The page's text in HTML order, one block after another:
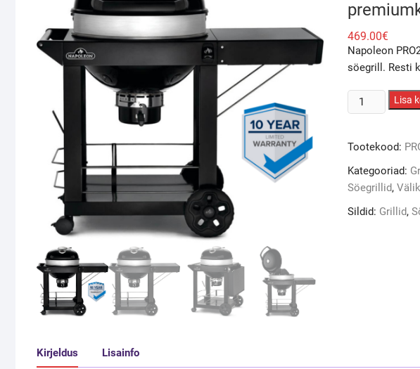
469.00€
Napoleon
söegrill. Resti
Napoleon
PRO22K-
integreeritud
aluslauaga
ja
premiumklassi
Lisa
Tootekood:
Kategooriad:
Söegrillid,
Sildid: Grillid,
Kirjeldus Lisainfo